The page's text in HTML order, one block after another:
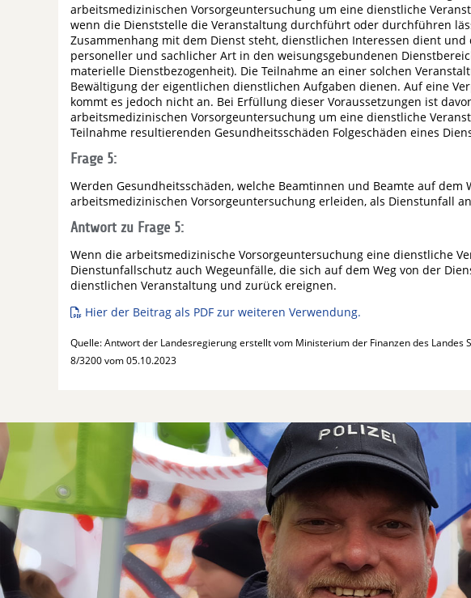
arbeitsmedizinischen Vorsorgeuntersuchung um eine dienstliche
wenn die Dienststelle die Veranstaltung durchführt oder durchführen
Zusammenhang mit dem Dienst steht, dienstlichen Interessen dient
personeller und sachlicher Art in den weisungsgebundenen
materielle Dienstbezogenheit). Die Teilnahme an einer solchen
Bewältigung der eigentlichen dienstlichen Aufgaben dienen. Auf eine
kommt es jedoch nicht an. Bei Erfüllung dieser Voraussetzungen ist
arbeitsmedizinischen Vorsorgeuntersuchung um eine dienstliche
Teilnahme resultierenden Gesundheitsschäden Folgeschäden eines
Frage 5:
Werden Gesundheitsschäden, welche Beamtinnen und Beamte auf dem
arbeitsmedizinischen Vorsorgeuntersuchung erleiden, als Dienstunfall
Antwort zu Frage 5:
Wenn die arbeitsmedizinische Vorsorgeuntersuchung eine dienstliche
Dienstunfallschutz auch Wegeunfälle, die sich auf dem Weg von der
dienstlichen Veranstaltung und zurück ereignen.
Hier der Beitrag als PDF zur weiteren Verwendung.
Quelle: Antwort der Landesregierung erstellt vom Ministerium der Finanzen des Landes
8/3200 vom 05.10.2023